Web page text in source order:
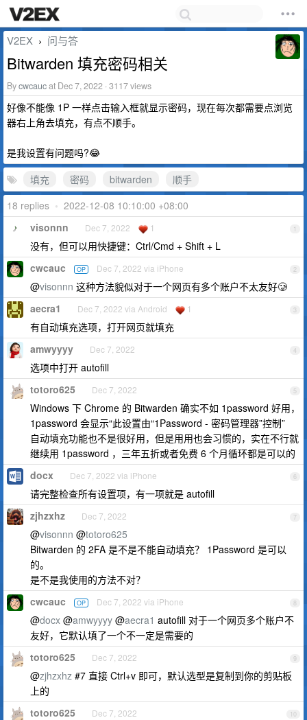
V2EX › 问与答
Bitwarden 填充密码相关
Bycwcaucat Dec 7, 2022 · 3117 views
好像不能像 1P 一样点击输入框就显示密码，现在每次都需要点浏览
器右上角去填充，有点不顺手。
是我设置有问题吗?😂
填充
密码 bitwarden
顺手
18 replies • 2022-12-08 10:10:00 +08:00
1
visonnn Dec 7, 2022 1
没有，但可以用快捷键：Ctrl/Cmd + Shift + L
2
cwcauc OP Dec 7, 2022 via iPhone
@visonnn 这种方法貌似对于一个网页有多个账户不太友好🥲
3
aecra1 Dec 7, 2022 via Android 1
有自动填充选项，打开网页就填充
4
amwyyyy Dec 7, 2022
选项中打开 autofill
5
totoro625 Dec 7, 2022
Windows 下 Chrome 的 Bitwarden 确实不如 1password 好用，
1password 会显示“此设置由“1Password - 密码管理器”控制”
自动填充功能也不是很好用，但是用用也会习惯的，实在不行就
继续用 1password ，三年五折或者免费 6 个月循环都是可以的
6
docx Dec 7, 2022 via iPhone
请完整检查所有设置项，有一项就是 autofill
7
zjhzxhz Dec 7, 2022
@visonnn @totoro625
Bitwarden 的 2FA 是不是不能自动填充？ 1Password 是可以
的。
是不是我使用的方法不对？
8
cwcauc OP Dec 7, 2022 via iPhone
@docx @amwyyyy @aecra1 autofill 对于一个网页多个账户不
友好，它默认填了一个不一定是需要的
9
totoro625 Dec 7, 2022
@zjhzxhz #7 直接 Ctrl+v 即可，默认选型是复制到你的剪贴板
上的
10
totoro625 Dec 7, 2022